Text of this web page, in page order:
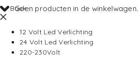
Geen producten in de winkelwagen.
Back
12 Volt Led Verlichting
24 Volt Led Verlichting
220-230Volt